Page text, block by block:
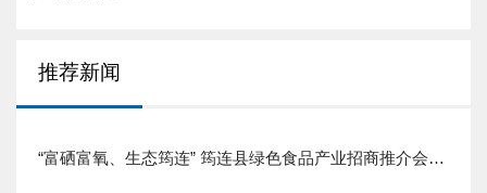
推荐新闻
“富硒富氧、生态筠连” 筠连县绿色食品产业招商推介会圆满举行